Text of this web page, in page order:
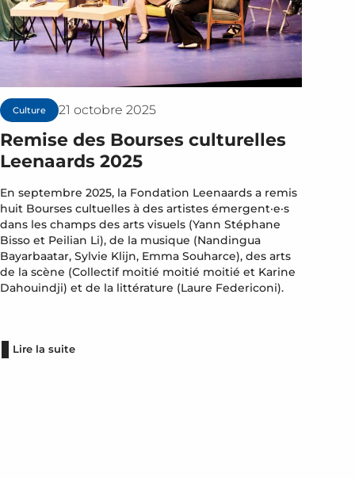
Culture 21 octobre 2025
Remise des Bourses culturelles
Leenaards 2025
En septembre 2025, la Fondation Leenaards a remis
huit Bourses cultuelles à des artistes émergent·e·s
dans les champs des arts visuels (Yann Stéphane
Bisso et Peilian Li), de la musique (Nandingua
Bayarbaatar, Sylvie Klijn, Emma Souharce), des arts
de la scène (Collectif moitié moitié moitié et Karine
Dahouindji) et de la littérature (Laure Federiconi).
Lire la suite